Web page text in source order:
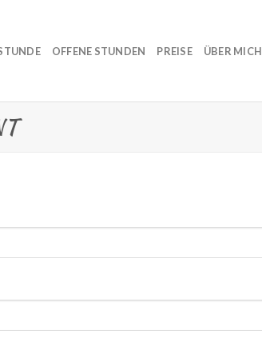
OFFENE STUNDEN PREISE ÜBER MICH